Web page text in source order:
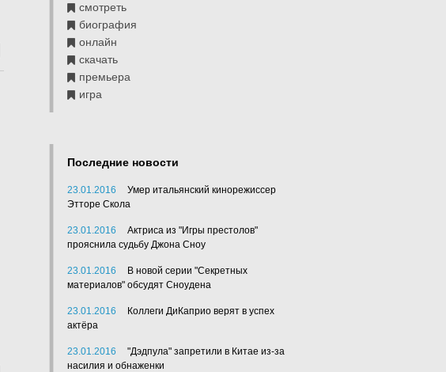
смотреть
биография
онлайн
скачать
премьера
игра
Последние новости
23.01.2016
Умер итальянский кинорежиссер
Этторе Скола
23.01.2016
Актриса из "Игры престолов"
прояснила судьбу Джона Сноу
23.01.2016
В новой серии "Секретных
материалов" обсудят Сноудена
23.01.2016
Коллеги ДиКаприо верят в успех
актёра
23.01.2016
"Дэдпула" запретили в Китае из-за
насилия и обнаженки